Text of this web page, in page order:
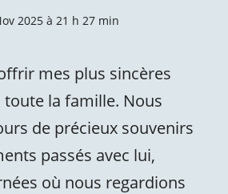
2025 à 21 h 27 min
mes plus sincères
toute la famille. Nous
de précieux souvenirs
passés avec lui,
où nous regardions